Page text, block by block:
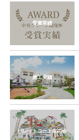
受賞実績
施工実績
パレットコート友の会